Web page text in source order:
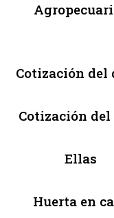
Cotización del
Cotización del
Ellas
Huerta en